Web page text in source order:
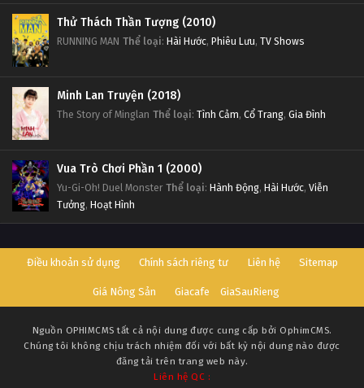
Thử Thách Thần Tượng (2010)
RUNNING MAN Thể loại: Hài Hước, Phiêu Lưu, TV Shows
Minh Lan Truyện (2018)
The Story of Minglan Thể loại: Tình Cảm, Cổ Trang, Gia Đình
Vua Trò Chơi Phần 1 (2000)
Yu-Gi-Oh! Duel Monster Thể loại: Hành Động, Hài Hước, Viễn
Tưởng, Hoạt Hình
Điều khoản sử dụng Chính sách riêng tư Liên hệ Sitemap
Giá Nông Sản Giacafe GiaSauRieng
Nguồn OPHIMCMS tất cả nội dung được cung cấp bởi OphimCMS.
Chúng tôi không chịu trách nhiệm đối với bất kỳ nội dung nào được
đăng tải trên trang web này.
Liên hệ QC :